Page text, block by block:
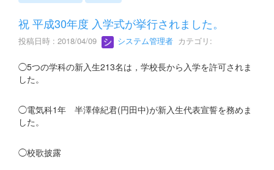
祝 平成30年度 入学式が挙行されました。
投稿日時 : 2018/04/09 システム管理者 カテゴリ:
◯5つの学科の新入生213名は，学校長から入学を許可されま
した。
◯電気科1年 半澤倖紀君(円田中)が新入生代表宣誓を務めま
した。
◯校歌披露